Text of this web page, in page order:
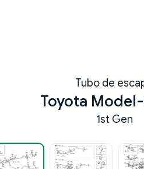
Tubo de
Toyota Model-
1st Gen